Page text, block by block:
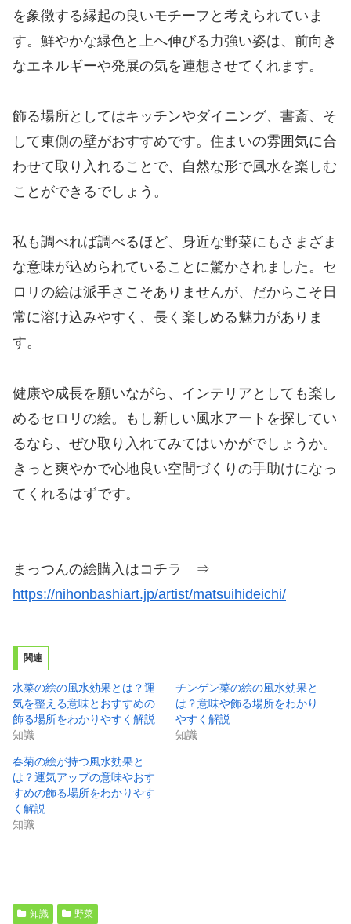
を象徴する縁起の良いモチーフと考えられていま
す。鮮やかな緑色と上へ伸びる力強い姿は、前向き
なエネルギーや発展の気を連想させてくれます。
飾る場所としてはキッチンやダイニング、書斎、そ
して東側の壁がおすすめです。住まいの雰囲気に合
わせて取り入れることで、自然な形で風水を楽しむ
ことができるでしょう。
私も調べれば調べるほど、身近な野菜にもさまざま
な意味が込められていることに驚かされました。セ
ロリの絵は派手さこそありませんが、だからこそ日
常に溶け込みやすく、長く楽しめる魅力がありま
す。
健康や成長を願いながら、インテリアとしても楽し
めるセロリの絵。もし新しい風水アートを探してい
るなら、ぜひ取り入れてみてはいかがでしょうか。
きっと爽やかで心地良い空間づくりの手助けになっ
てくれるはずです。
まっつんの絵購入はコチラ ⇒
https://nihonbashiart.jp/artist/matsuihideichi/
関連
水菜の絵の風水効果とは？運
気を整える意味とおすすめの
飾る場所をわかりやすく解説
知識
チンゲン菜の絵の風水効果と
は？意味や飾る場所をわかり
やすく解説
知識
春菊の絵が持つ風水効果と
は？運気アップの意味やおす
すめの飾る場所をわかりやす
く解説
知識
知識 野菜